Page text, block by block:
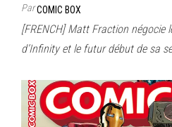
ParCOMIC BOX
[FRENCH] Matt Fraction négocie
d’Infinity et le futur début de sa